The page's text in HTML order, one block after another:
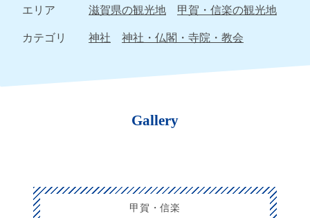
エリア
滋賀県の観光地
甲賀・信楽の観光地
カテゴリ
神社 神社・仏閣・寺院・教会
Gallery
甲賀・信楽